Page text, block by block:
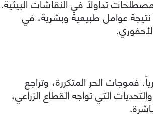
عوامل طبيعية وبشرية، في
فموجات الحر المتكررة، وتراجع
التي تواجه القطاع الزراعي،